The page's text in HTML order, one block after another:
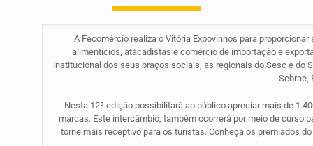
A Fecomércio realiza o Vitória Expovinhos para
alimentícios, atacadistas e comércio de importação e
institucional dos seus braços sociais, as regionais do Sesc e do
Sebrae,
Nesta 12ª edição possibilitará ao público apreciar mais de
marcas. Este intercâmbio, também ocorrerá por meio de curso
torne mais receptivo para os turistas. Conheça os premiados